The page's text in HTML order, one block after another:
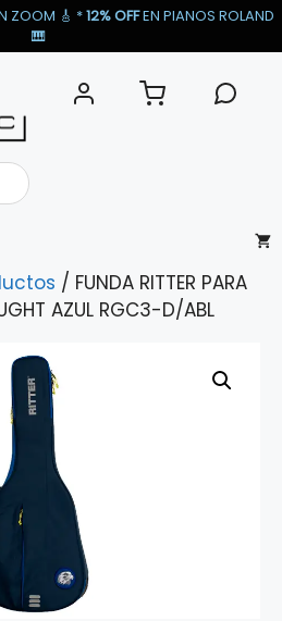
ZOOM 🎸​ *12% OFFEN PIANOS ROLAND
🎹​
/ FUNDA RITTER PARA
AZUL RGC3-D/ABL